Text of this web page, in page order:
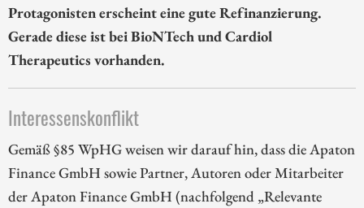
Protagonisten erscheint eine gute Refinanzierung.
Gerade diese ist bei BioNTech und Cardiol
Therapeutics vorhanden.
Interessenskonflikt
Gemäß §85 WpHG weisen wir darauf hin, dass die Apaton
Finance GmbH sowie Partner, Autoren oder Mitarbeiter
der Apaton Finance GmbH (nachfolgend „Relevante